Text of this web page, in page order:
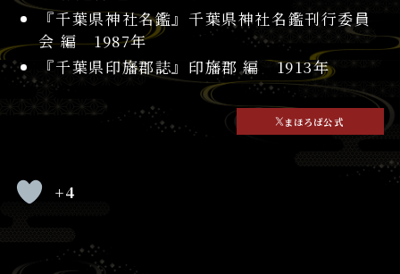
『千葉県神社名鑑』千葉県神社名鑑刊行委員
会 編 1987年
『千葉県印旛郡誌』印旛郡 編 1913年
まほろば公式
+4